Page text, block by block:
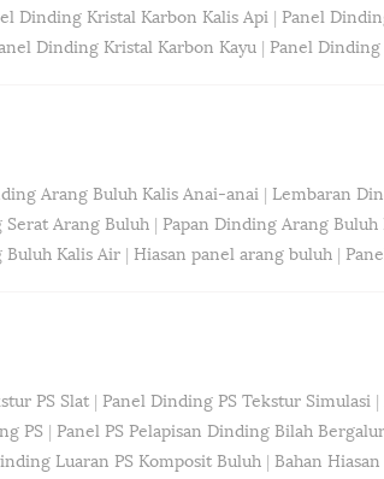
Dinding Kristal Karbon Kalis Api | Panel
Dinding Kristal Karbon Kayu | Panel
Arang Buluh Kalis Anai-anai | Lembaran
Arang Buluh | Papan Dinding Arang Buluh
Kalis Air | Hiasan panel arang buluh |
PS Slat | Panel Dinding PS Tekstur Simulasi |
PS | Panel PS Pelapisan Dinding Bilah
Luaran PS Komposit Buluh | Bahan